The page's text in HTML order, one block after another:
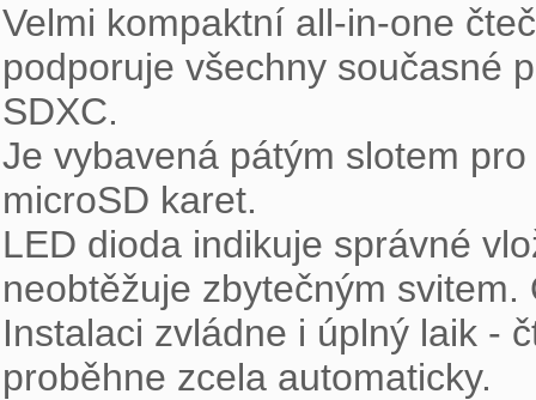
Velmi kompaktní all-in-one
podporuje všechny současné
SDXC.
Je vybavená pátým slotem
microSD karet.
LED dioda indikuje správné
neobtěžuje zbytečným
Instalaci zvládne i úplný laik -
proběhne zcela automaticky.